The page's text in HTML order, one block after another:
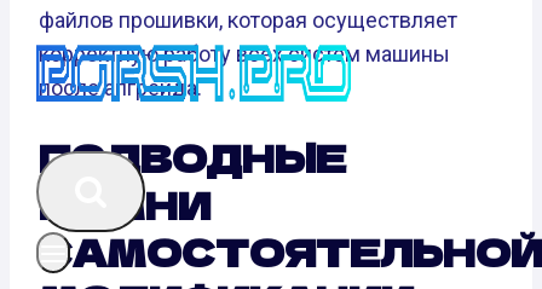
файлов прошивки, которая осуществляет
корректную работу всех систем машины
после апгрейда.
ПОДВОДНЫЕ
КАМНИ
САМОСТОЯТЕЛЬНОЙ